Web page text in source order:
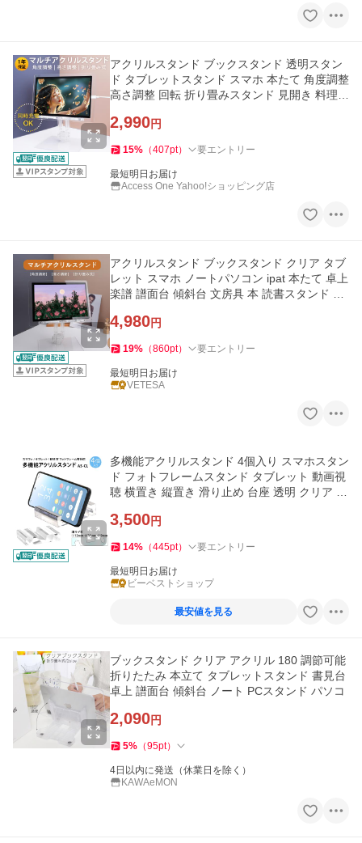
アクリルスタンド ブックスタンド 透明スタン
ド タブレットスタンド スマホ 本たて 角度調整
高さ調整 回転 折り畳みスタンド 見開き 料理
2,990円
15% （407pt） 要エントリー
最短明日お届け
Access One Yahoo!ショッピング店
アクリルスタンド ブックスタンド クリア タブ
レット スマホ ノートパソコン ipat 本たて 卓上
楽譜 譜面台 傾斜台 文房具 本 読書スタンド 角
4,980円
19% （860pt） 要エントリー
最短明日お届け
VETESA
多機能アクリルスタンド 4個入り スマホスタン
ド フォトフレームスタンド タブレット 動画視
聴 横置き 縦置き 滑り止め 台座 透明 クリア シ
3,500円
14% （445pt） 要エントリー
最短明日お届け
ビーベストショップ
最安値を見る
ブックスタンド クリア アクリル 180 調節可能
折りたたみ 本立て タブレットスタンド 書見台
卓上 譜面台 傾斜台 ノート PCスタンド パソコ
2,090円
5% （95pt）
4日以内に発送（休業日を除く）
KAWAeMON